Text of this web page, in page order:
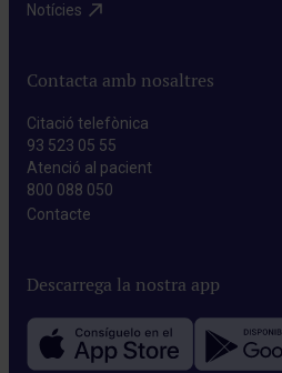
Notícies​
Contacta amb nosaltres
Citació telefònica
93 523 05 55
Atenció al pacient
800 088 050
Contacte​
Descarrega la nostra app